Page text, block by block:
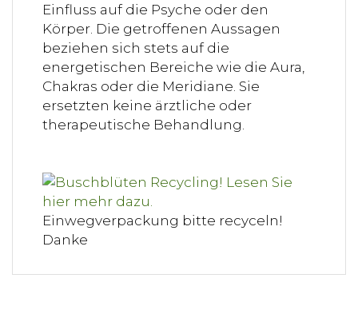
Einfluss auf die Psyche oder den
Körper. Die getroffenen Aussagen
beziehen sich stets auf die
energetischen Bereiche wie die Aura,
Chakras oder die Meridiane. Sie
ersetzten keine ärztliche oder
therapeutische Behandlung.
Einwegverpackung bitte recyceln!
Danke